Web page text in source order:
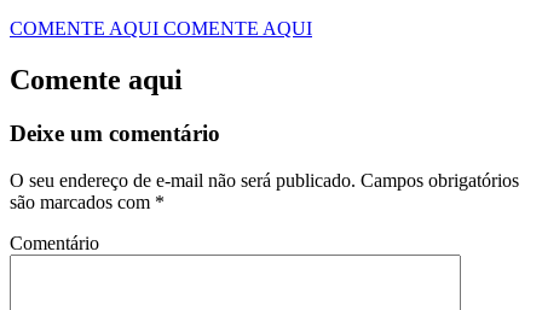
COMENTE AQUI COMENTE AQUI
Comente aqui
Deixe um comentário
O seu endereço de e-mail não será publicado. Campos obrigatórios
são marcados com *
Comentário